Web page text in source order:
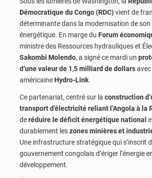
Démocratique du Congo (RDC)vient de
déterminante dans la modernisation de son
énergétique. En marge du Forum
ministre des Ressources hydrauliques et
Sakombi Molendo, a signé ce mardi un
d’une valeur de 1,5 milliard de dollars
américaine Hydro-Link.
Ce partenariat, centré sur la construction
transport d’électricité reliant l’Angola à la
deréduire le déficit énergétique national
durablement leszones minières et
Une infrastructure stratégique qui s’inscrit
gouvernement congolais d’ériger l’énergie
développement.